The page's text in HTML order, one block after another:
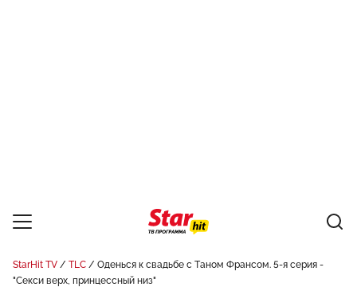
StarHit TV TLC
Оденься к свадьбе с Таном Франсом. 5-я серия -
"Секси верх, принцессный низ"